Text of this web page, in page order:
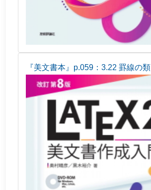
『美文書本』p.059：3.22 罫線の類